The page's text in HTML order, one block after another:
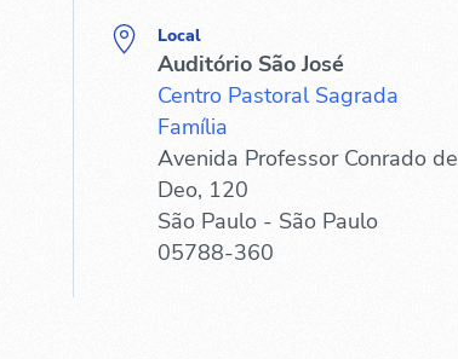
Local
Auditório São José
Centro Pastoral Sagrada
Família
Avenida Professor Conrado de
Deo, 120
São Paulo - São Paulo
05788-360